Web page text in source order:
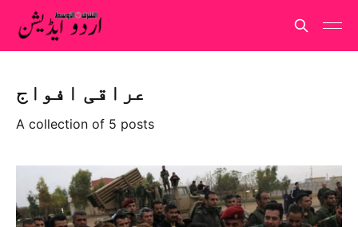
عراقی افواج
A collection of 5 posts